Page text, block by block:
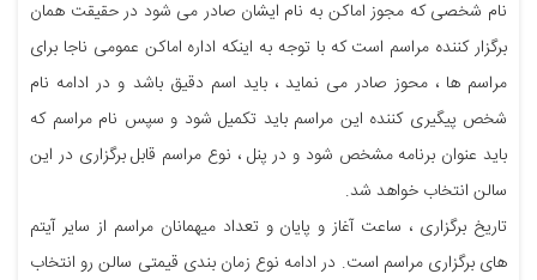
نام شخصی که مجوز اماکن به نام ایشان صادر می شود در حقیقت همان
برگزار کننده مراسم است که با توجه به اینکه اداره اماکن عمومی ناجا برای
مراسم ها ، محوز صادر می نماید ، باید اسم دقیق باشد و در ادامه نام
شخص پیگیری کننده این مراسم باید تکمیل شود و سپس نام مراسم که
باید عنوان برنامه مشخص شود و در پنل ، نوع مراسم قابل برگزاری در این
سالن انتخاب خواهد شد.
تاریخ برگزاری ، ساعت آغاز و پایان و تعداد میهمانان مراسم از سایر آیتم
های برگزاری مراسم است. در ادامه نوع زمان بندی قیمتی سالن رو انتخاب